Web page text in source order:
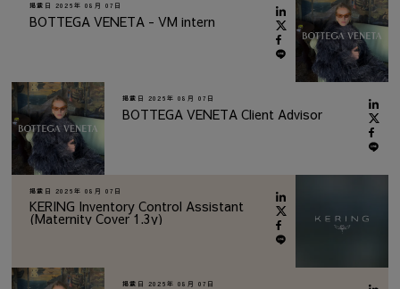
掲載日 2026年 08月 07日
BOTTEGA VENETA - VM intern
掲載日 2026年 08月 07日
BOTTEGA VENETA Client Advisor
掲載日 2026年 08月 07日
KERING Inventory Control Assistant
(Maternity Cover 1.3y)
掲載日 2026年 08月 07日